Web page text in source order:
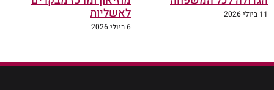
11 ביולי 2026 לאשליות
6 ביולי 2026